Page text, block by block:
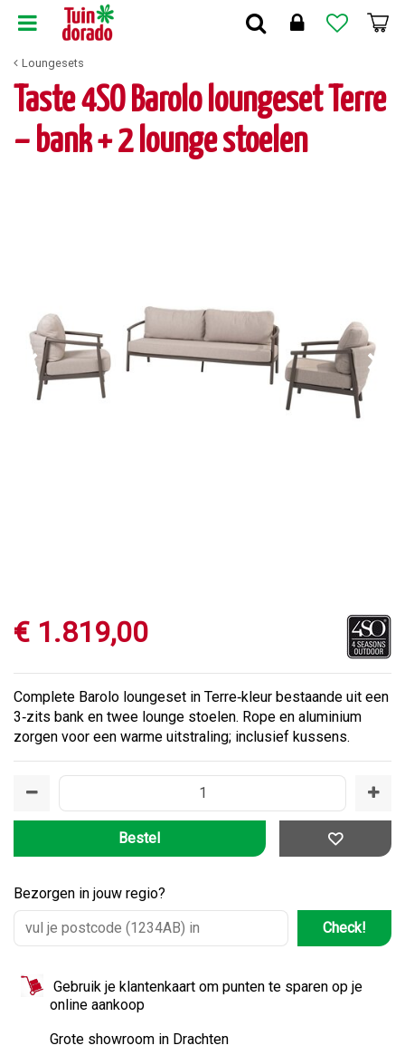
Loungesets
Taste 4SO Barolo loungeset Terre
– bank + 2 lounge stoelen
€ 1.819,00
Complete Barolo loungeset in Terre‑kleur bestaande uit een
3‑zits bank en twee lounge stoelen. Rope en aluminium
zorgen voor een warme uitstraling; inclusief kussens.
Bezorgen in jouw regio?
Check!
Gebruik je klantenkaart om punten te sparen op je
online aankoop
Grote showroom in Drachten